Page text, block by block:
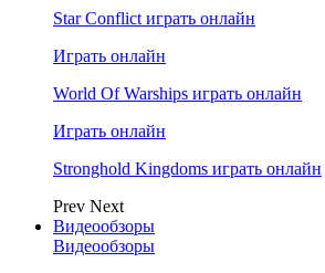
Star Conflict играть онлайн
Играть онлайн
World Of Warships играть онлайн
Играть онлайн
Stronghold Kingdoms играть онлайн
Prev Next
Видеообзоры
Видеообзоры